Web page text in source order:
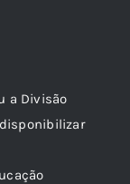
a Divisão